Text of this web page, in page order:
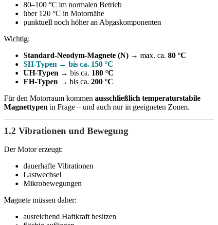
80–100 °C im normalen Betrieb
über 120 °C in Motornähe
punktuell noch höher an Abgaskomponenten
Wichtig:
Standard-Neodym-Magnete (N) → max. ca. 80 °C
SH-Typen → bis ca. 150 °C
UH-Typen → bis ca. 180 °C
EH-Typen → bis ca. 200 °C
Für den Motorraum kommen ausschließlich temperaturstabile
Magnettypen in Frage – und auch nur in geeigneten Zonen.
1.2 Vibrationen und Bewegung
Der Motor erzeugt:
dauerhafte Vibrationen
Lastwechsel
Mikrobewegungen
Magnete müssen daher:
ausreichend Haftkraft besitzen